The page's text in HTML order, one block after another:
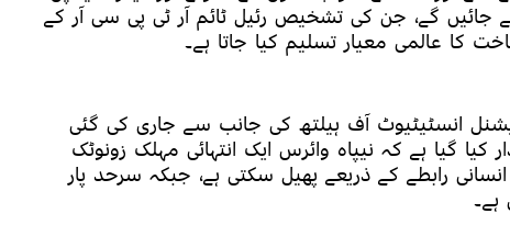
گے، جن کی تشخیص رئیل ٹائم آر ٹی پی سی آر کے
کا عالمی معیار تسلیم کیا جاتا ہے۔
انسٹیٹیوٹ آف ہیلتھ کی جانب سے جاری کی گئی
کیا گیا ہے کہ نیپاہ وائرس ایک انتہائی مہلک زونوٹک
رابطے کے ذریعے پھیل سکتی ہے، جبکہ سرحد پار
ہے۔